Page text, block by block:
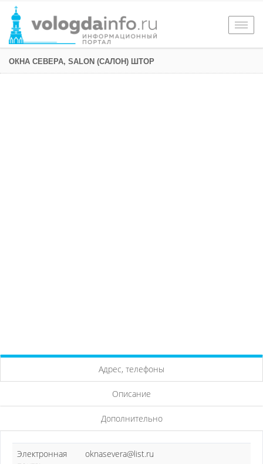
ОКНА СЕВЕРА, SALON (САЛОН) ШТОР
Адрес, телефоны
Описание
Дополнительно
Электронная
oknasevera@list.ru